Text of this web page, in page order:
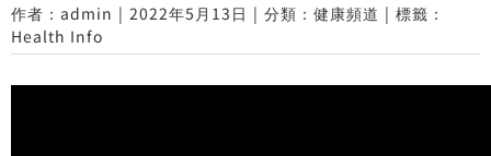
作者： admin | 2022年5月13日 | 分類： 健康頻道 | 標籤：
Health Info